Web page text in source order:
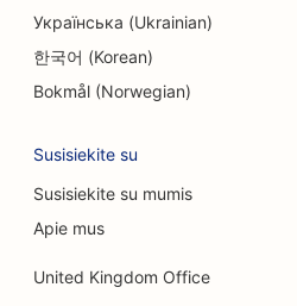
'Farm-to-Table' restoranų SEO
SEO gėlininkams
Українська (Ukrainian)
한국어 (Korean)
Bokmål (Norwegian)
Susisiekite su
Susisiekite su mumis
Apie mus
United Kingdom Office